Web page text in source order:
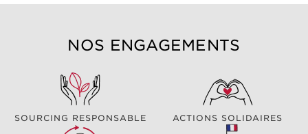
NOS ENGAGEMENTS
SOURCING RESPONSABLE ACTIONS SOLIDAIRES